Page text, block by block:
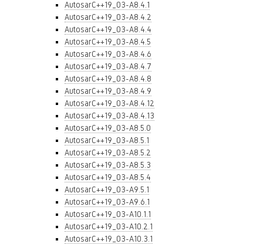
AutosarC++19_03-A8.4.1
AutosarC++19_03-A8.4.2
AutosarC++19_03-A8.4.4
AutosarC++19_03-A8.4.5
AutosarC++19_03-A8.4.6
AutosarC++19_03-A8.4.7
AutosarC++19_03-A8.4.8
AutosarC++19_03-A8.4.9
AutosarC++19_03-A8.4.12
AutosarC++19_03-A8.4.13
AutosarC++19_03-A8.5.0
AutosarC++19_03-A8.5.1
AutosarC++19_03-A8.5.2
AutosarC++19_03-A8.5.3
AutosarC++19_03-A8.5.4
AutosarC++19_03-A9.5.1
AutosarC++19_03-A9.6.1
AutosarC++19_03-A10.1.1
AutosarC++19_03-A10.2.1
AutosarC++19_03-A10.3.1